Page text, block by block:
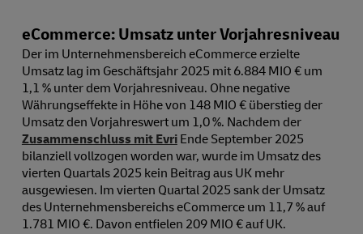
eCommerce: Umsatz unter Vorjahresniveau
Der im Unternehmensbereich eCommerce erzielte
Umsatz lag im Geschäftsjahr 2025 mit 6.884 MIO € um
1,1 % unter dem Vorjahresniveau. Ohne negative
Währungseffekte in Höhe von 148 MIO € überstieg der
Umsatz den Vorjahreswert um 1,0 %. Nachdem der
Zusammenschluss mit EvriEnde September 2025
bilanziell vollzogen worden war, wurde im Umsatz des
vierten Quartals 2025 kein Beitrag aus UK mehr
ausgewiesen. Im vierten Quartal 2025 sank der Umsatz
des Unternehmensbereichs eCommerce um 11,7 % auf
1.781 MIO €. Davon entfielen 209 MIO € auf UK.